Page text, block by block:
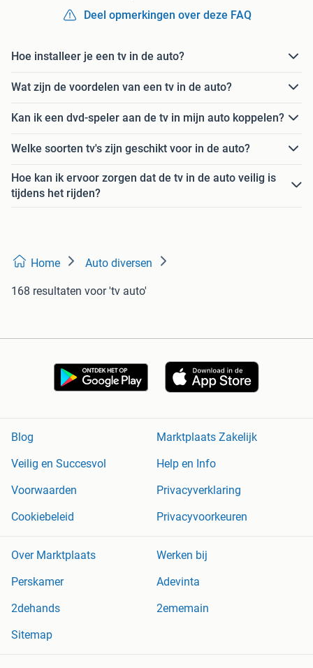
Deel opmerkingen over deze FAQ
Hoe installeer je een tv in de auto?
Wat zijn de voordelen van een tv in de auto?
Kan ik een dvd-speler aan de tv in mijn auto koppelen?
Welke soorten tv's zijn geschikt voor in de auto?
Hoe kan ik ervoor zorgen dat de tv in de auto veilig is
tijdens het rijden?
Home Auto diversen
168 resultaten voor 'tv auto'
Blog
Marktplaats Zakelijk
Veilig en Succesvol
Help en Info
Voorwaarden
Privacyverklaring
Cookiebeleid
Privacyvoorkeuren
Over Marktplaats
Werken bij
Perskamer
Adevinta
2dehands
2ememain
Sitemap